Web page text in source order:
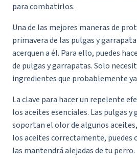
para combatirlos.
Una de las mejores maneras de
primavera de las pulgas y
acerquen a él. Para ello, puedes
de pulgas y garrapatas. Solo
ingredientes que probablemente
La clave para hacer un repelente
los aceites esenciales. Las pulgas y
soportan el olor de algunos
los aceites correctamente, puedes
las mantendrá alejadas de tu perro.